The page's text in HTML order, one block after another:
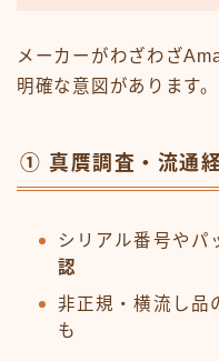
メーカーがわざわざ
明確な意図があります。
① 真贋調査・流通
シリアル番号やパ
認
非正規・横流し品
も